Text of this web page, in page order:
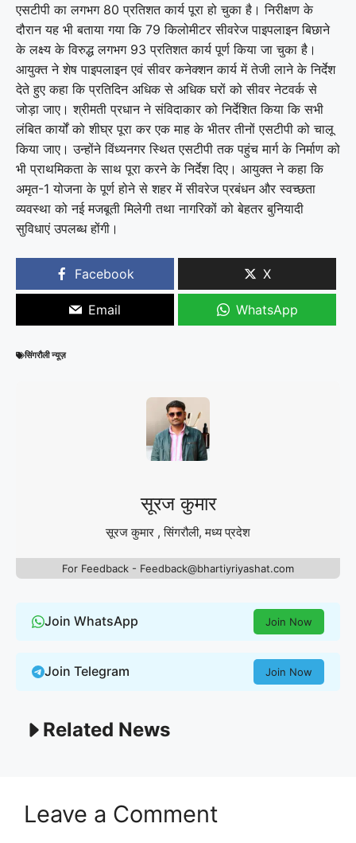
एसटीपी का लगभग 80 प्रतिशत कार्य पूरा हो चुका है। निरीक्षण के
दौरान यह भी बताया गया कि 79 किलोमीटर सीवरेज पाइपलाइन बिछाने
के लक्ष्य के विरुद्ध लगभग 93 प्रतिशत कार्य पूर्ण किया जा चुका है।
आयुक्त ने शेष पाइपलाइन एवं सीवर कनेक्शन कार्य में तेजी लाने के निर्देश
देते हुए कहा कि प्रतिदिन अधिक से अधिक घरों को सीवर नेटवर्क से
जोड़ा जाए। श्रीमती प्रधान ने संविदाकार को निर्देशित किया कि सभी
लंबित कार्यों को शीघ्र पूरा कर एक माह के भीतर तीनों एसटीपी को चालू
किया जाए। उन्होंने विंध्यनगर स्थित एसटीपी तक पहुंच मार्ग के निर्माण को
भी प्राथमिकता के साथ पूरा करने के निर्देश दिए। आयुक्त ने कहा कि
अमृत-1 योजना के पूर्ण होने से शहर में सीवरेज प्रबंधन और स्वच्छता
व्यवस्था को नई मजबूती मिलेगी तथा नागरिकों को बेहतर बुनियादी
सुविधाएं उपलब्ध होंगी।
Facebook X
Email WhatsApp
सिंगरौली न्यूज़
सूरज कुमार
सूरज कुमार , सिंगरौली, मध्य प्रदेश
For Feedback - Feedback@bhartiyriyashat.com
Join WhatsApp Join Now
Join Telegram Join Now
Related News
Leave a Comment